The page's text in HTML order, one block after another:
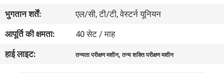
गुणवत्ता
नियंत्रण
संपर्क
भुगतान शर्तें:
एल/सी, टी/टी, वेस्टर्न यूनियन
आपूर्ति की क्षमता:
40 सेट / माह
हाई लाइट:
तन्यता परीक्षण मशीन,तन्य शक्ति परीक्षण मशीन